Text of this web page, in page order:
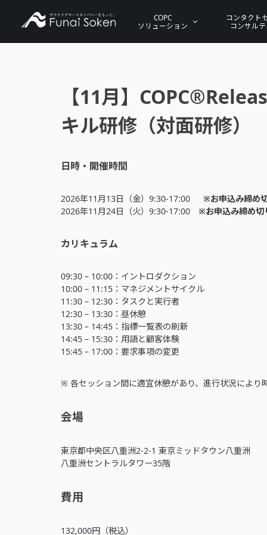
COPC
ソリューション
コンタクト
コンサル
【11月】
キル研修（対面研修）
日時・開催時間
2026年11月13日（金）9:30-17:00 ※お申込み締め
2026年11月24日（火）9:30-17:00 ※お申込み締め切
カリキュラム
09:30 – 10:00：イントロダクション
10:00 – 11:15：マネジメントサイクル
11:30 – 12:30：タスクと実行者
12:30 – 13:30：昼休憩
13:30 – 14:45：指標一覧表の刷新
14:45 – 15:30：用語と顧客体験
15:45 – 17:00：要求事項の変更
※ 各セッション間に適宜休憩があり、進行状況により
会場
東京都中央区八重洲2-2-1 東京ミッドタウン八重洲
八重洲セントラルタワー35階
費用
132,000円（税込）